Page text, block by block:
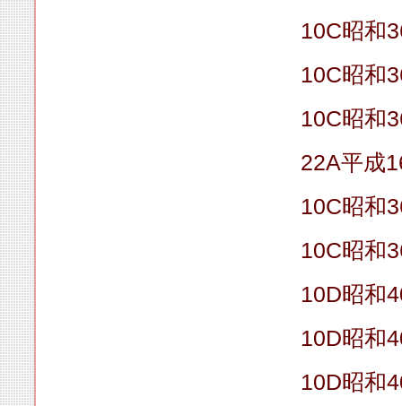
10C昭和
10C昭和
10C昭和
22A平成
10C昭和
10C昭和
10D昭和
10D昭和
10D昭和